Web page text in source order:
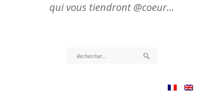
qui vous tiendront @coeur…